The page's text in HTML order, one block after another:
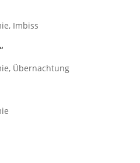
, Imbiss
, Übernachtung